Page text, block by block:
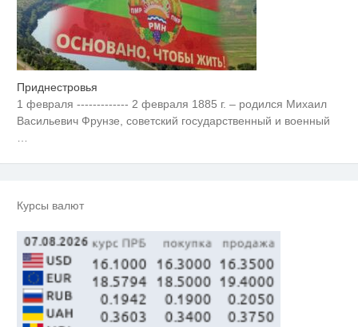
Приднестровья
1 февраля ------------- 2 февраля 1885 г. – родился Михаил
Васильевич Фрунзе, советский государственный и военный
Курсы валют